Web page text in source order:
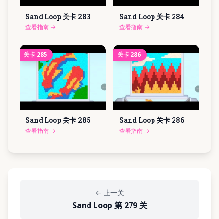
Sand Loop 关卡 283
查看指南 →
Sand Loop 关卡 284
查看指南 →
关卡 285
Sand Loop 关卡 285
查看指南 →
关卡 286
Sand Loop 关卡 286
查看指南 →
← 上一关
Sand Loop 第 279 关